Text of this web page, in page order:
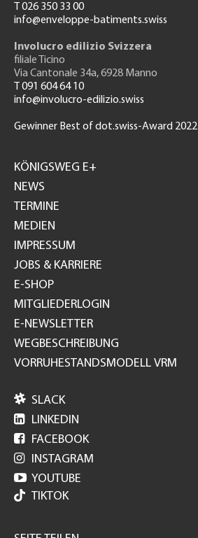
T 026 350 33 00
info@enveloppe-batiments.swiss
Involucro edilizio Svizzera
filiale Ticino
Via Cantonale 34a, 6928 Manno
T 091 604 64 10
info@involucro-edilizio.swiss
Gewinner Best of dot.swiss-Award 2022
GH
KÖNIGSWEG E+
NEWS
TERMINE
MEDIEN
IMPRESSUM
JOBS & KARRIERE
E-SHOP
MITGLIEDERLOGIN
E-NEWSLETTER
WEGBESCHREIBUNG
VORRUHESTANDSMODELL VRM
 SLACK
 LINKEDIN
 FACEBOOK
 INSTAGRAM
 YOUTUBE
TIKTOK